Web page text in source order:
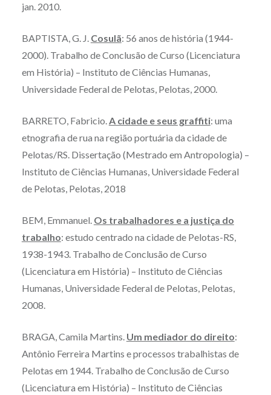
jan. 2010.
BAPTISTA, G. J. Cosulã: 56 anos de história (1944-
2000). Trabalho de Conclusão de Curso (Licenciatura
em História) – Instituto de Ciências Humanas,
Universidade Federal de Pelotas, Pelotas, 2000.
BARRETO, Fabricio.A cidade e seus graffiti: uma
etnografia de rua na região portuária da cidade de
Pelotas/RS. Dissertação (Mestrado em Antropologia) –
Instituto de Ciências Humanas, Universidade Federal
de Pelotas, Pelotas, 2018
BEM, Emmanuel. Os trabalhadores e a justiça do
trabalho: estudo centrado na cidade de Pelotas-RS,
1938-1943. Trabalho de Conclusão de Curso
(Licenciatura em História) – Instituto de Ciências
Humanas, Universidade Federal de Pelotas, Pelotas,
2008.
BRAGA, Camila Martins. Um mediador do direito:
Antônio Ferreira Martins e processos trabalhistas de
Pelotas em 1944. Trabalho de Conclusão de Curso
(Licenciatura em História) – Instituto de Ciências